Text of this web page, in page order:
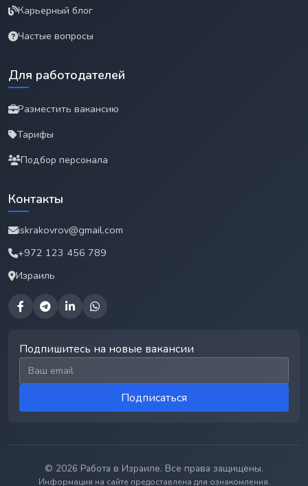
Карьерный блог
Частые вопросы
Для работодателей
Разместить вакансию
Тарифы
Подбор персонала
Контакты
iskrakovrov@gmail.com
+972 123 456 789
Израиль
Подпишитесь на новые вакансии
Email для подписки
Подписаться
© 2026 Работа в Израиле. Все права защищены.
Информация на сайте предоставлена для ознакомления.